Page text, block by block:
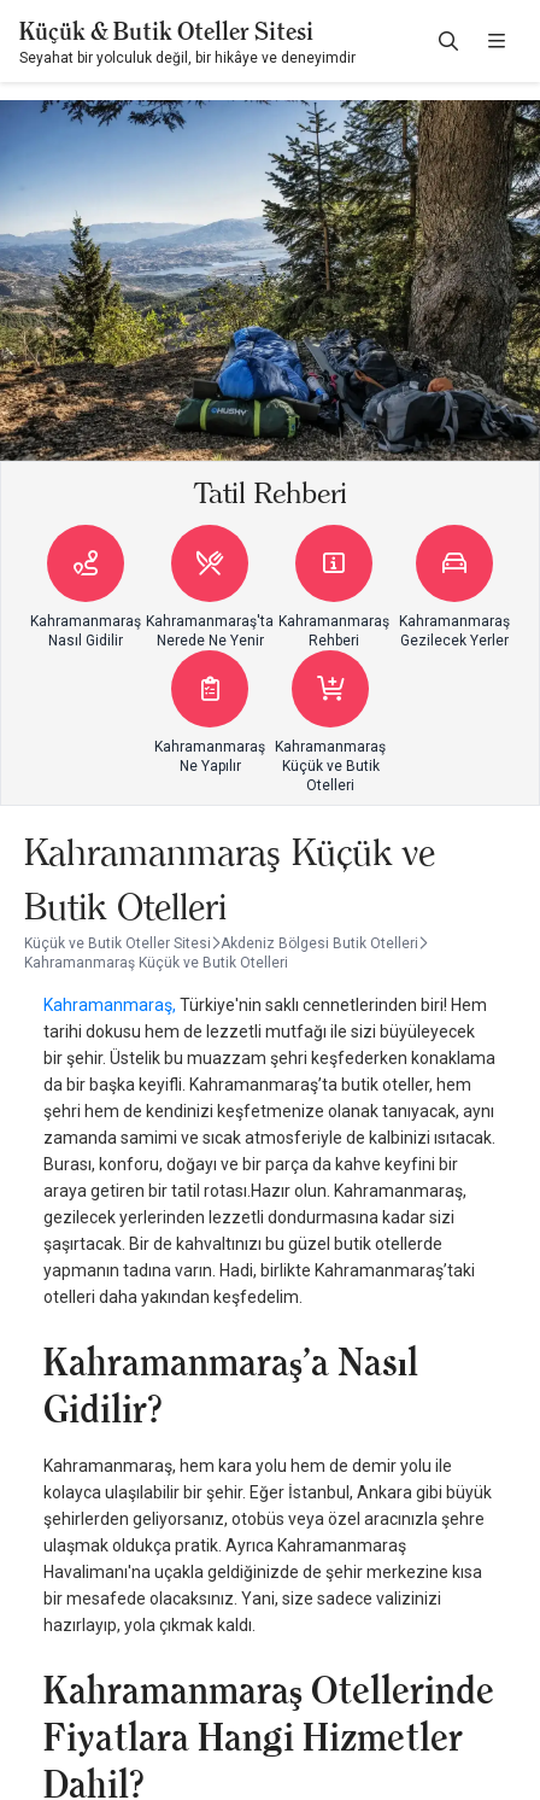
Küçük & Butik Oteller Sitesi
Seyahat bir yolculuk değil, bir hikâye ve deneyimdir
Tatil Rehberi
Kahramanmaraş
Nasıl Gidilir
Kahramanmaraş'ta
Nerede Ne Yenir
Kahramanmaraş
Rehberi
Kahramanmaraş
Gezilecek Yerler
Kahramanmaraş
Ne Yapılır
Kahramanmaraş
Küçük ve Butik
Otelleri
Kahramanmaraş Küçük ve
Butik Otelleri
Küçük ve Butik Oteller Sitesi
Akdeniz Bölgesi Butik Otelleri
Kahramanmaraş Küçük ve Butik Otelleri
Kahramanmaraş, Türkiye'nin saklı cennetlerinden biri! Hem
tarihi dokusu hem de lezzetli mutfağı ile sizi büyüleyecek
bir şehir. Üstelik bu muazzam şehri keşfederken konaklama
da bir başka keyifli. Kahramanmaraş’ta butik oteller, hem
şehri hem de kendinizi keşfetmenize olanak tanıyacak, aynı
zamanda samimi ve sıcak atmosferiyle de kalbinizi ısıtacak.
Burası, konforu, doğayı ve bir parça da kahve keyfini bir
araya getiren bir tatil rotası.Hazır olun. Kahramanmaraş,
gezilecek yerlerinden lezzetli dondurmasına kadar sizi
şaşırtacak. Bir de kahvaltınızı bu güzel butik otellerde
yapmanın tadına varın. Hadi, birlikte Kahramanmaraş’taki
otelleri daha yakından keşfedelim.
Kahramanmaraş’a Nasıl
Gidilir?
Kahramanmaraş, hem kara yolu hem de demir yolu ile
kolayca ulaşılabilir bir şehir. Eğer İstanbul, Ankara gibi büyük
şehirlerden geliyorsanız, otobüs veya özel aracınızla şehre
ulaşmak oldukça pratik. Ayrıca Kahramanmaraş
Havalimanı'na uçakla geldiğinizde de şehir merkezine kısa
bir mesafede olacaksınız. Yani, size sadece valizinizi
hazırlayıp, yola çıkmak kaldı.
Kahramanmaraş Otellerinde
Fiyatlara Hangi Hizmetler
Dahil?